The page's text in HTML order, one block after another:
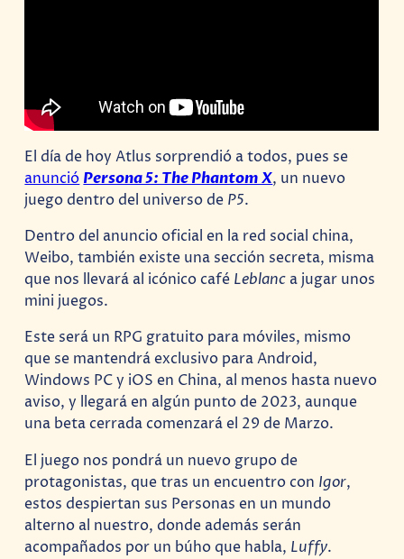
El día de hoy Atlus sorprendió a todos, pues se
anunció Persona 5: The Phantom X, un nuevo
juego dentro del universo de P5.
Dentro del anuncio oficial en la red social china,
Weibo, también existe una sección secreta, misma
que nos llevará al icónico café Leblanc a jugar unos
mini juegos.
Este será un RPG gratuito para móviles, mismo
que se mantendrá exclusivo para Android,
Windows PC y iOS en China, al menos hasta nuevo
aviso, y llegará en algún punto de 2023, aunque
una beta cerrada comenzará el 29 de Marzo.
El juego nos pondrá un nuevo grupo de
protagonistas, que tras un encuentro con Igor,
estos despiertan sus Personas en un mundo
alterno al nuestro, donde además serán
acompañados por un búho que habla, Luffy.